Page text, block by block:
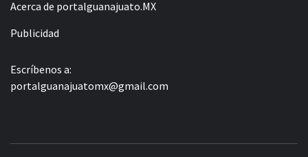
Acerca de portalguanajuato.MX
Publicidad
Escríbenos a:
portalguanajuatomx@gmail.com